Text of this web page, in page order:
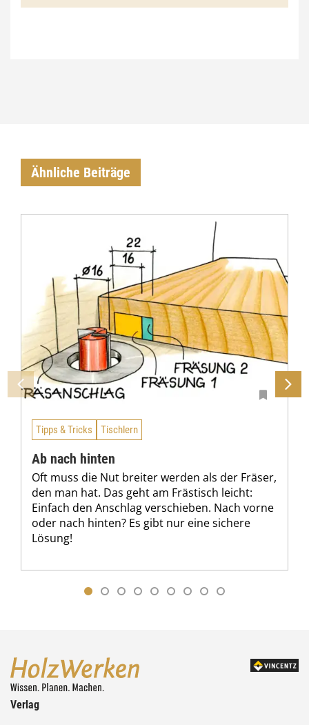
Ähnliche Beiträge
Tipps & Tricks Tischlern
Ab nach hinten
Oft muss die Nut breiter werden als der Fräser,
den man hat. Das geht am Frästisch leicht:
Einfach den Anschlag verschieben. Nach vorne
oder nach hinten? Es gibt nur eine sichere
Lösung!
Verlag